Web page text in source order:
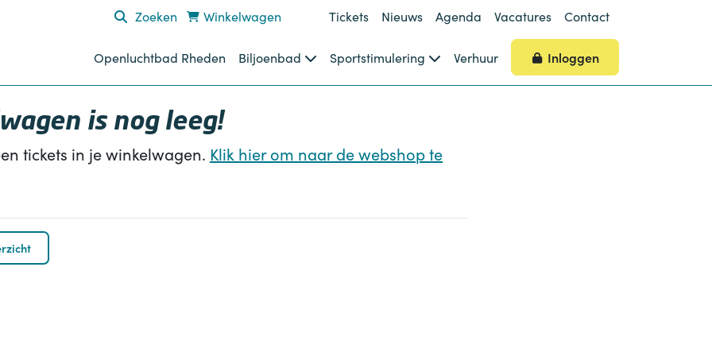
Zoeken Winkelwagen Tickets Nieuws Agenda Vacatures Contact
Openluchtbad Rheden Biljoenbad Sportstimulering Verhuur Inloggen
is nog leeg!
tickets in je winkelwagen. Klik hier om naar de webshop te